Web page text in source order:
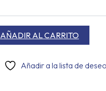
AÑADIR AL CARRITO
Añadir a la lista de